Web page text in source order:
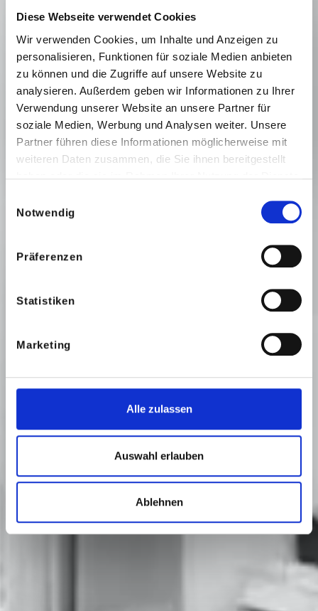
Diese Webseite verwendet Cookies
Wir verwenden Cookies, um Inhalte und Anzeigen zu
personalisieren, Funktionen für soziale Medien anbieten
zu können und die Zugriffe auf unsere Website zu
analysieren. Außerdem geben wir Informationen zu Ihrer
Verwendung unserer Website an unsere Partner für
soziale Medien, Werbung und Analysen weiter. Unsere
Partner führen diese Informationen möglicherweise mit
weiteren Daten zusammen, die Sie ihnen bereitgestellt
Notwendig
Präferenzen
Statistiken
Marketing
Alle zulassen
Auswahl erlauben
Ablehnen